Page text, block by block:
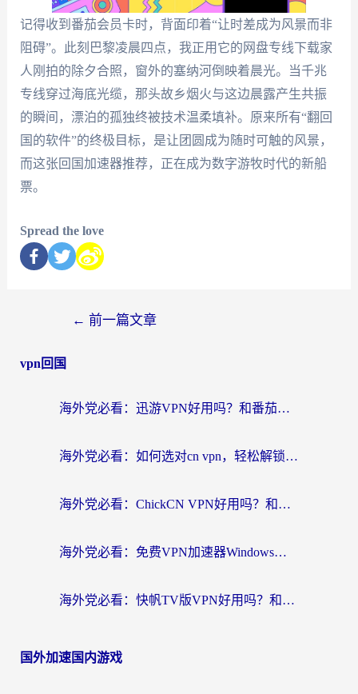
记得收到番茄会员卡时，背面印着“让时差成为风景而非
阻碍”。此刻巴黎凌晨四点，我正用它的网盘专线下载家
人刚拍的除夕合照，窗外的塞纳河倒映着晨光。当千兆
专线穿过海底光缆，那头故乡烟火与这边晨露产生共振
的瞬间，漂泊的孤独终被技术温柔填补。原来所有“翻回
国的软件”的终极目标，是让团圆成为随时可触的风景，
而这张回国加速器推荐，正在成为数字游牧时代的新船
票。
Spread the love
← 前一篇文章
vpn回国
海外党必看：迅游VPN好用吗？和番茄加速器VPN对比哪个回国效果更好？
海外党必看：如何选对cn vpn，轻松解锁国内影音游戏？
海外党必看：ChickCN VPN好用吗？和星河VPN对比哪个回国效果更好？附真实体验+避坑指南
海外党必看：免费VPN加速器Windows版怎么选？附真实测评与无缝访问国内资源指南
海外党必看：快帆TV版VPN好用吗？和hi龟龟VPN对比哪个回国效果更好？附免费加速器选择指南
国外加速国内游戏